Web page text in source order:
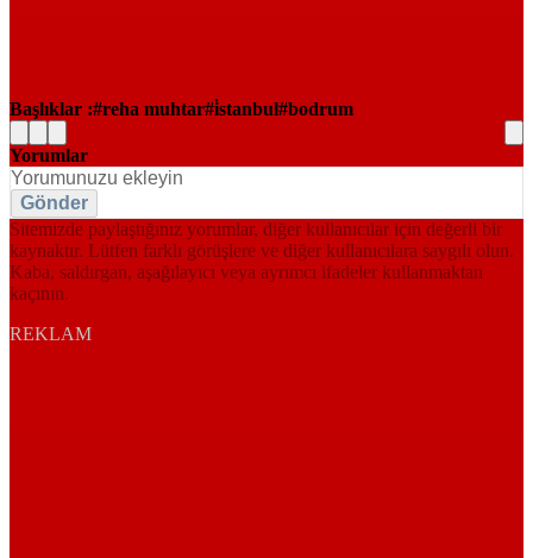
Başlıklar : reha muhtar i̇stanbul bodrum
Yorumlar
Gönder
Sitemizde paylaştığınız yorumlar, diğer kullanıcılar için değerli bir
kaynaktır. Lütfen farklı görüşlere ve diğer kullanıcılara saygılı olun.
Kaba, saldırgan, aşağılayıcı veya ayrımcı ifadeler kullanmaktan
kaçının.
REKLAM